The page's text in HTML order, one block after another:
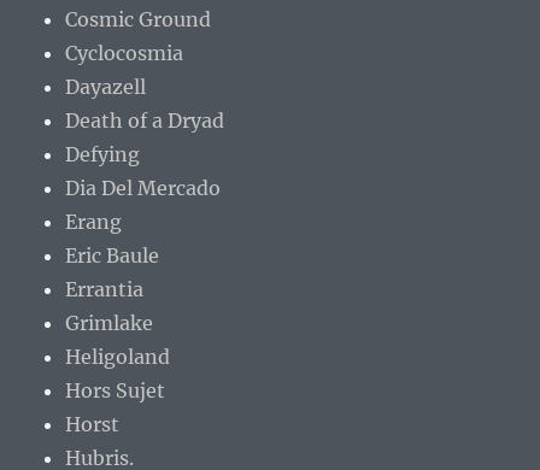
Cosmic Ground
Cyclocosmia
Dayazell
Death of a Dryad
Defying
Dia Del Mercado
Erang
Eric Baule
Errantia
Grimlake
Heligoland
Hors Sujet
Horst
Hubris.